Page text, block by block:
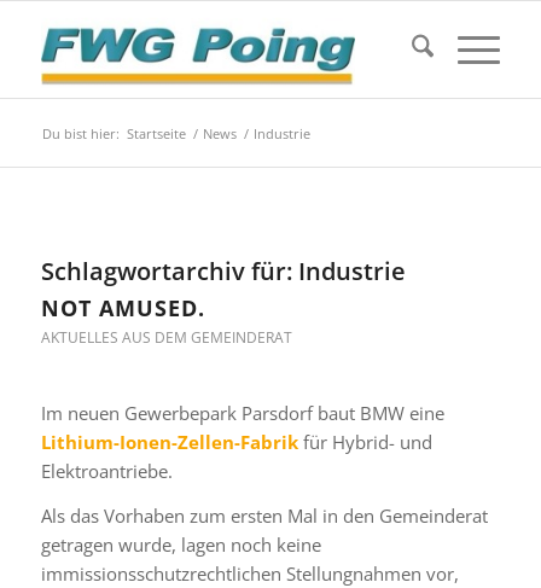
Du bist hier: Startseite / News / Industrie
Schlagwortarchiv für: Industrie
NOT AMUSED.
AKTUELLES AUS DEM GEMEINDERAT
Im neuen Gewerbepark Parsdorf baut BMW eine
Lithium-Ionen-Zellen-Fabrikfür Hybrid- und
Elektroantriebe.
Als das Vorhaben zum ersten Mal in den Gemeinderat
getragen wurde, lagen noch keine
immissionsschutzrechtlichen Stellungnahmen vor,